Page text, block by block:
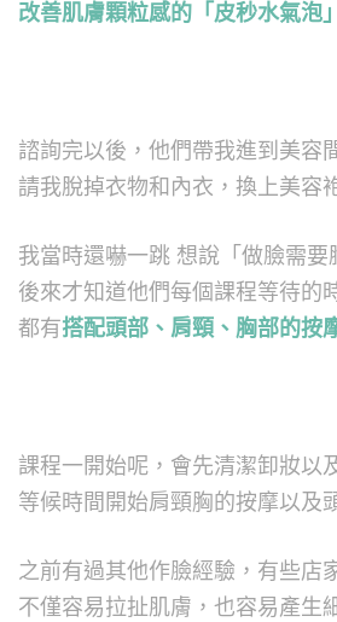
改善肌膚顆粒感的「皮秒水氣泡
諮詢完以後，他們帶我進到美容
請我脫掉衣物和內衣，換上美容
我當時還嚇一跳 想說「做臉需要
後來才知道他們每個課程等待的
都有搭配頭部、肩頸、胸部的按
課程一開始呢，會先清潔卸妝以
等候時間開始肩頸胸的按摩以及
之前有過其他作臉經驗，有些店
不僅容易拉扯肌膚，也容易產生